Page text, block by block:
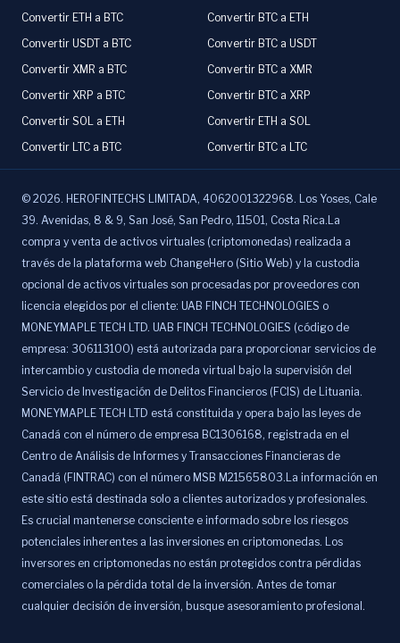
Convertir ETH a BTC
Convertir BTC a ETH
Convertir USDT a BTC
Convertir BTC a USDT
Convertir XMR a BTC
Convertir BTC a XMR
Convertir XRP a BTC
Convertir BTC a XRP
Convertir SOL a ETH
Convertir ETH a SOL
Convertir LTC a BTC
Convertir BTC a LTC
© 2026. HEROFINTECHS LIMITADA, 4062001322968. Los Yoses, Cale
39. Avenidas, 8 & 9, San José, San Pedro, 11501, Costa Rica.La
compra y venta de activos virtuales (criptomonedas) realizada a
través de la plataforma web ChangeHero (Sitio Web) y la custodia
opcional de activos virtuales son procesadas por proveedores con
licencia elegidos por el cliente: UAB FINCH TECHNOLOGIES o
MONEYMAPLE TECH LTD. UAB FINCH TECHNOLOGIES (código de
empresa: 306113100) está autorizada para proporcionar servicios de
intercambio y custodia de moneda virtual bajo la supervisión del
Servicio de Investigación de Delitos Financieros (FCIS) de Lituania.
MONEYMAPLE TECH LTD está constituida y opera bajo las leyes de
Canadá con el número de empresa BC1306168, registrada en el
Centro de Análisis de Informes y Transacciones Financieras de
Canadá (FINTRAC) con el número MSB M21565803.La información en
este sitio está destinada solo a clientes autorizados y profesionales.
Es crucial mantenerse consciente e informado sobre los riesgos
potenciales inherentes a las inversiones en criptomonedas. Los
inversores en criptomonedas no están protegidos contra pérdidas
comerciales o la pérdida total de la inversión. Antes de tomar
cualquier decisión de inversión, busque asesoramiento profesional.